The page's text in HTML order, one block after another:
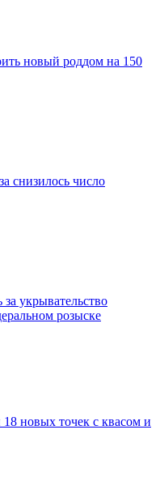
новый роддом на 150
снизилось число
укрывательство
розыске
новых точек с квасом и